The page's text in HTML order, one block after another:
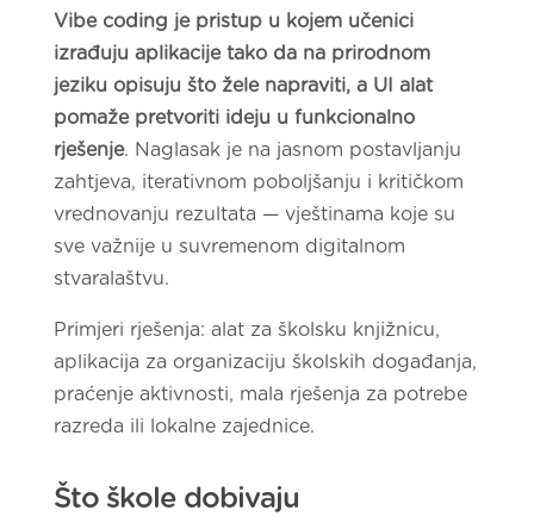
Vibe coding je pristup u kojem učenici
izrađuju aplikacije tako da na prirodnom
jeziku opisuju što žele napraviti, a UI alat
pomaže pretvoriti ideju u funkcionalno
rješenje. Naglasak je na jasnom postavljanju
zahtjeva, iterativnom poboljšanju i kritičkom
vrednovanju rezultata — vještinama koje su
sve važnije u suvremenom digitalnom
stvaralaštvu.
Primjeri rješenja: alat za školsku knjižnicu,
aplikacija za organizaciju školskih događanja,
praćenje aktivnosti, mala rješenja za potrebe
razreda ili lokalne zajednice.
Što škole dobivaju